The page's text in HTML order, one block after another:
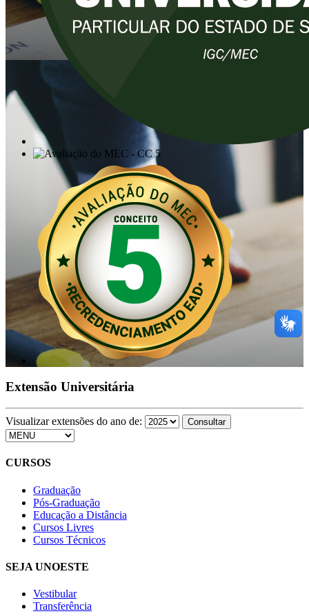
Extensão Universitária
Visualizar extensões do ano de:
CURSOS
Graduação
Pós-Graduação
Educação a Distância
Cursos Livres
Cursos Técnicos
SEJA UNOESTE
Vestibular
Transferência